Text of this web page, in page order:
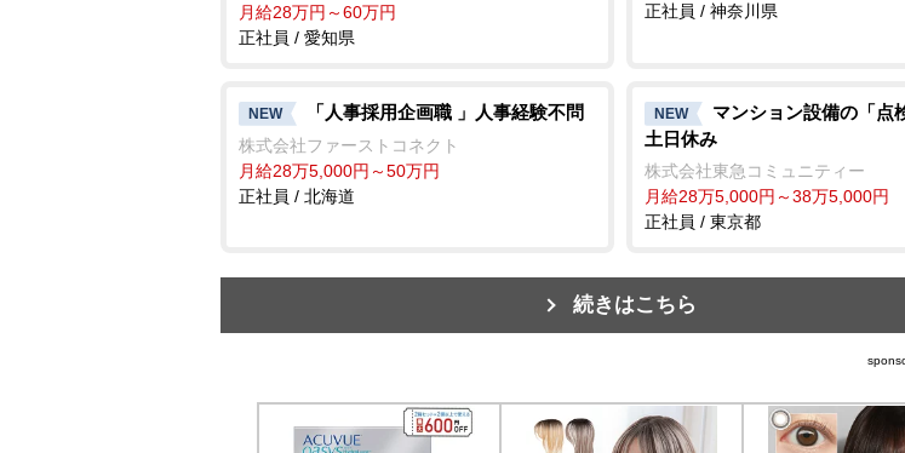
月給28万円～60万円
正社員 / 愛知県
正社員 / 神奈川県
NEW 「人事採用企画職 」人事経験不問
株式会社ファーストコネクト
月給28万5,000円～50万円
正社員 / 北海道
NEW
マンション設備の「点
土日休み
株式会社東急コミュニティー
月給28万5,000円～38万5,000円
正社員 / 東京都
続きはこちら